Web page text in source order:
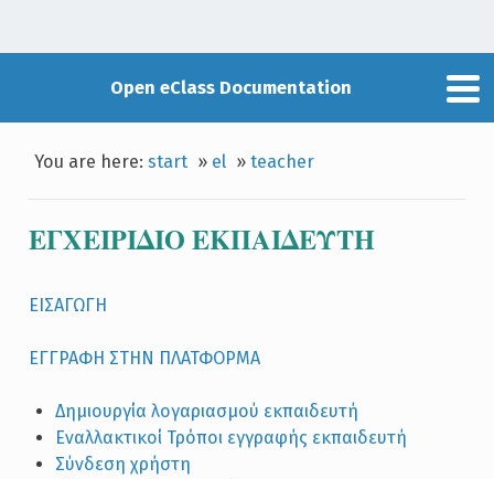
Open eClass Documentation
You are here:start » el »teacher
ΕΓΧΕΙΡIΔΙΟ ΕΚΠΑΙΔΕΥTH
ΕΙΣΑΓΩΓΗ
ΕΓΓΡΑΦΗ ΣΤΗΝ ΠΛΑΤΦΟΡΜΑ
Δημιουργία λογαριασμού εκπαιδευτή
Εναλλακτικοί Τρόποι εγγραφής εκπαιδευτή
Σύνδεση χρήστη